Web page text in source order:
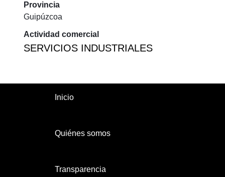
Provincia
Guipúzcoa
Actividad comercial
SERVICIOS INDUSTRIALES
Inicio
Quiénes somos
Transparencia